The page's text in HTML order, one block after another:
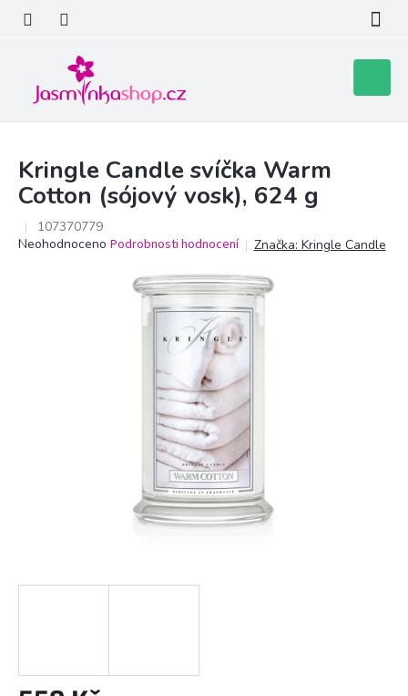
obsah
košík
Kringle Candle svíčka Warm
Cotton (sójový vosk), 624 g
107370779
Průměrné
Neohodnoceno Podrobnosti hodnocení Značka: Kringle Candle